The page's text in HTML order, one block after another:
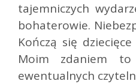
tajemniczych
bohaterowie.
Kończą się
Moim zdaniem to
ewentualnych